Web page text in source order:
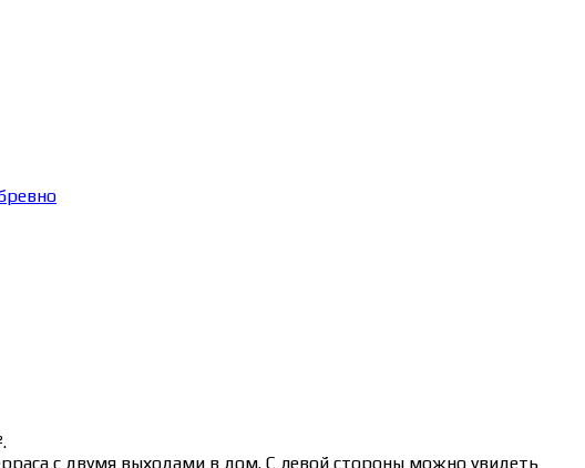
с двумя выходами в дом. С левой стороны можно увидеть